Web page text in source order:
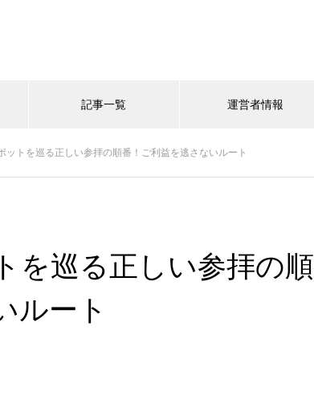
記事一覧 運営者情報
ットを巡る正しい参拝の順番！ご利益を逃さないルート
を巡る正しい参拝の順
ルート